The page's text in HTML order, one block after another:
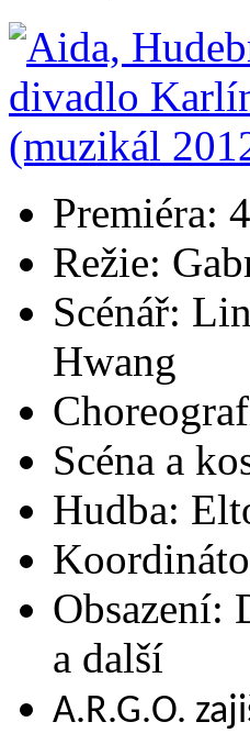
Premiéra:
Režie:
Scénář:
Hwang
Scéna a
Hudba:
Obsazení:
a další
A.R.G.O.